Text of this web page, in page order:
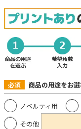
必須 商品の用途をお選
ノベルティ用
その他